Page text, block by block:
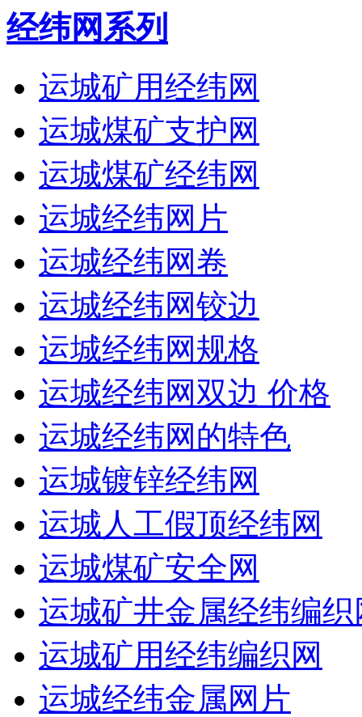
经纬网系列
运城矿用经纬网
运城煤矿支护网
运城煤矿经纬网
运城经纬网片
运城经纬网卷
运城经纬网铰边
运城经纬网规格
运城经纬网双边 价格
运城经纬网的特色
运城镀锌经纬网
运城人工假顶经纬网
运城煤矿安全网
运城矿井金属经纬编织
运城矿用经纬编织网
运城经纬金属网片